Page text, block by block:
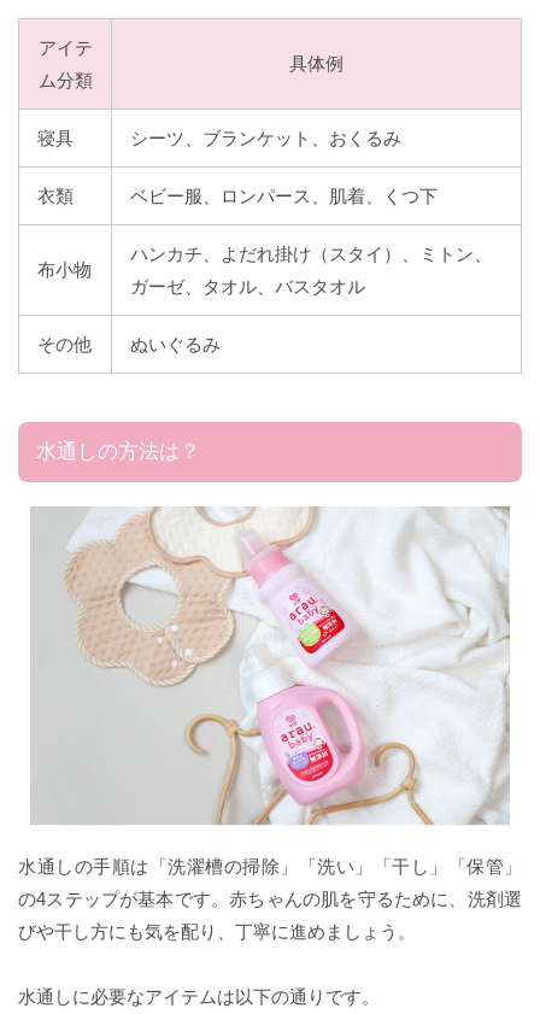
アイテ
ム分類
具体例
寝具 シーツ、ブランケット、おくるみ
衣類 ベビー服、ロンパース、肌着、くつ下
布小物
ハンカチ、よだれ掛け（スタイ）、ミトン、
ガーゼ、タオル、バスタオル
その他 ぬいぐるみ
水通しの方法は？
水通しの手順は「洗濯槽の掃除」「洗い」「干し」「保管」
の4ステップが基本です。赤ちゃんの肌を守るために、洗剤選
びや干し方にも気を配り、丁寧に進めましょう。
水通しに必要なアイテムは以下の通りです。